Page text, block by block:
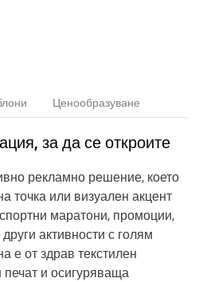
Ценообразуване
за да се откроите
рекламно решение, което
точка или визуален акцент
спортни маратони, промоции,
други активности с голям
е от здрав текстилен
и осигуряваща